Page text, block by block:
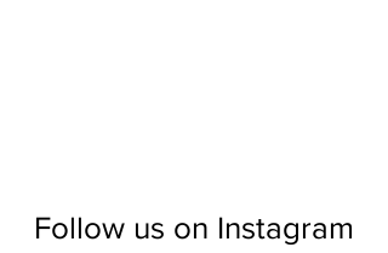
Follow us on Instagram